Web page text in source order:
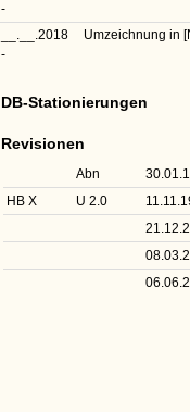
-
__.__.2018
-
Umzeichnung in
DB-Stationierungen
Revisionen
Abn
HB X
U 2.0